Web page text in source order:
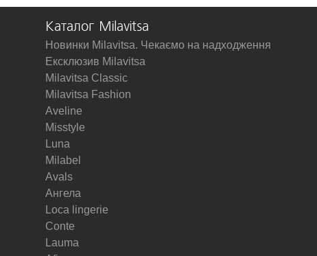
Каталог Milavitsa
Новинки Milavitsa. Чекаємо на надходження
Ексклюзив Milavitsa
Milavitsa Classic
Milavitsa Fashion
Aveline
Misstyle
Luna
Milabel
Avals
Ангела
Loca lingerie
Conte
Lauma